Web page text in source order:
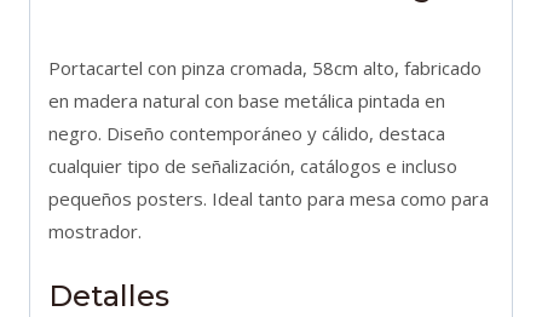
Portacartel con pinza cromada, 58cm alto, fabricado
en madera natural con base metálica pintada en
negro. Diseño contemporáneo y cálido, destaca
cualquier tipo de señalización, catálogos e incluso
pequeños posters. Ideal tanto para mesa como para
mostrador.
Detalles